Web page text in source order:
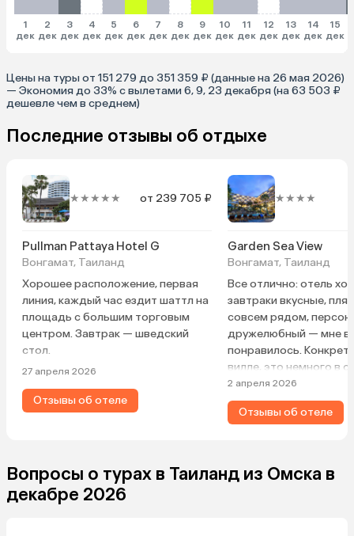
1
дек
2
дек
3
дек
4
дек
5
дек
6
дек
7
дек
8
дек
9
дек
10
дек
11
дек
12
дек
13
дек
14
дек
15
дек
Цены на туры от 151 279 до 351 359 ₽ (данные на 26 мая 2026)
— Экономия до 33% с вылетами 6, 9, 23 декабря (на 63 503 ₽
дешевле чем в среднем)
Последние отзывы об отдыхе
★★★★★ от 239 705 ₽
Pullman Pattaya Hotel G
Вонгамат, Таиланд
Хорошее расположение, первая
линия, каждый час ездит шаттл на
площадь с большим торговым
центром. Завтрак — шведский
стол.
27 апреля 2026
Отзывы об отеле
★★★★
Garden Sea View
Вонгамат, Таиланд
Все отлично: отель
завтраки вкусные,
совсем рядом,
дружелюбный — мне
понравилось.
вилле, это немного в
основного корпуса —
уютно, спокойно,
видом сада и пением
площадки для спорта
рядом, в пешей
2 апреля 2026
Отзывы об отеле
Вопросы о турах в Таиланд из Омска в
декабре 2026